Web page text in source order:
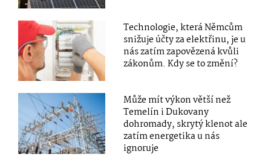
Technologie, která Němcům
snižuje účty za elektřinu, je u
nás zatím zapovězená kvůli
zákonům. Kdy se to změní?
Může mít výkon větší než
Temelín i Dukovany
dohromady, skrytý klenot ale
zatím energetika u nás
ignoruje